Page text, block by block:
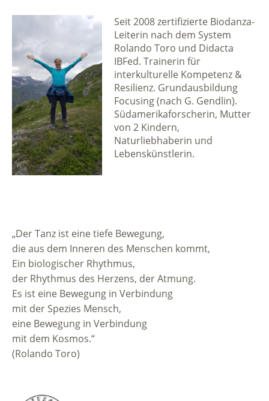
Seit 2008 zertifizierte Biodanza-
Leiterin nach dem System
Rolando Toro und Didacta
IBFed. Trainerin für
interkulturelle Kompetenz &
Resilienz. Grundausbildung
Focusing (nach G. Gendlin).
Südamerikaforscherin, Mutter
von 2 Kindern,
Naturliebhaberin und
Lebenskünstlerin.
„Der Tanz ist eine tiefe Bewegung,
die aus dem Inneren des Menschen kommt,
Ein biologischer Rhythmus,
der Rhythmus des Herzens, der Atmung.
Es ist eine Bewegung in Verbindung
mit der Spezies Mensch,
eine Bewegung in Verbindung
mit dem Kosmos.“
(Rolando Toro)